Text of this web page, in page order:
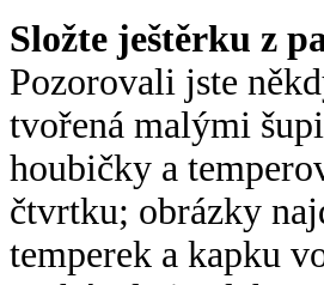
Složte ještěrku z
Pozorovali jste
tvořená malými
houbičky a
čtvrtku; obrázky
temperek a kapku